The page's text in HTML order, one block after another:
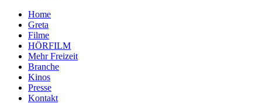
Home
Greta
Filme
HÖRFILM
Mehr Freizeit
Branche
Kinos
Presse
Kontakt